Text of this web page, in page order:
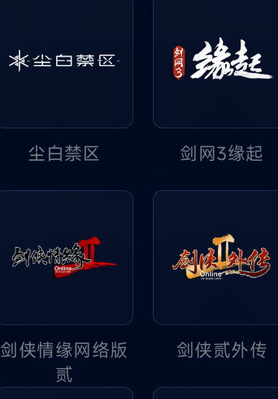
尘白禁区 剑网3缘起
剑侠情缘网络版
贰
剑侠贰外传